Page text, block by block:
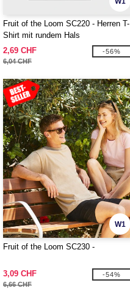
Fruit of the Loom SC220 - Herren T-
Shirt mit rundem Hals
2,69 CHF
6,04 CHF
-56%
W1
Fruit of the Loom SC230 -
3,09 CHF
6,66 CHF
-54%